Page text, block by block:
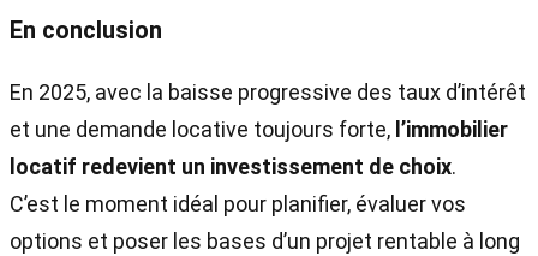
En conclusion
En 2025, avec la baisse progressive des taux d’intérêt
et une demande locative toujours forte, l’immobilier
locatif redevient un investissement de choix.
C’est le moment idéal pour planifier, évaluer vos
options et poser les bases d’un projet rentable à long